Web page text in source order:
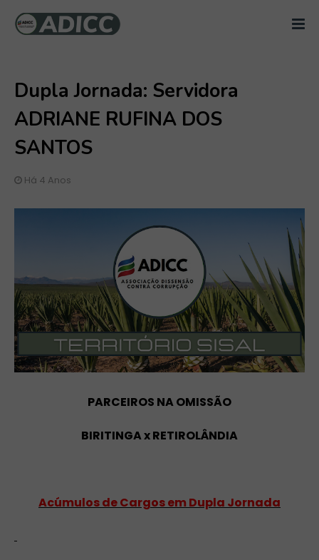
Dupla Jornada: Servidora
ADRIANE RUFINA DOS
SANTOS
Há 4 Anos
PARCEIROS NA OMISSÃO
BIRITINGA x RETIROLÂNDIA
Acúmulos de Cargos em Dupla Jornada